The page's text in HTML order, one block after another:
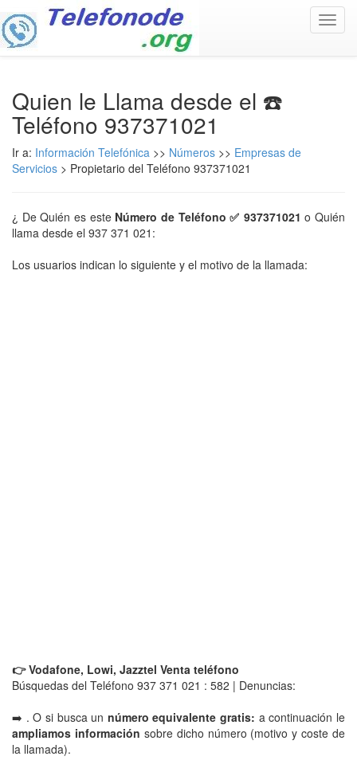
Quien le Llama desde el ☎️
Teléfono 937371021
Ir a: Información Telefónica >> Números >> Empresas de
Servicios > Propietario del Teléfono 937371021
¿ De Quién es este Número de Teléfono ✅ 937371021 o Quién
llama desde el 937 371 021:
Los usuarios indican lo siguiente y el motivo de la llamada:
👉 Vodafone, Lowi, Jazztel Venta teléfono
Búsquedas del Teléfono 937 371 021 : 582 | Denuncias:
➡️ . O si busca un número equivalente gratis: a continuación le
ampliamos información sobre dicho número (motivo y coste de
la llamada).